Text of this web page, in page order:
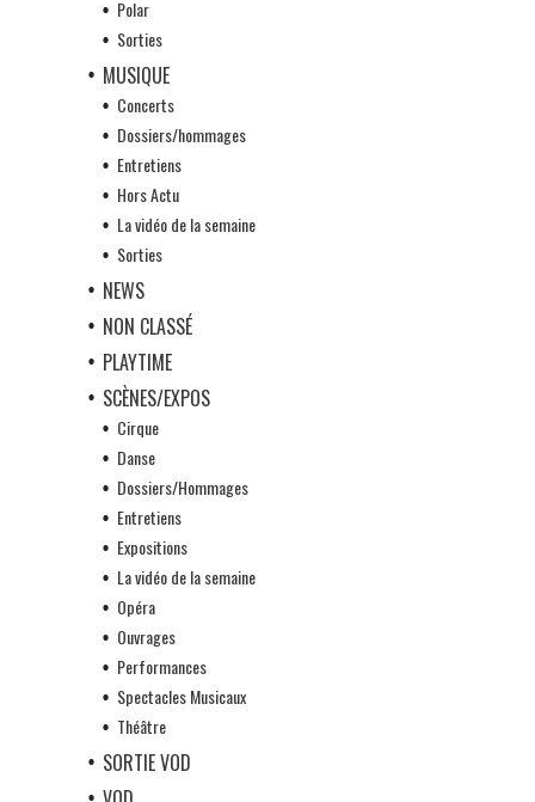
Polar
Sorties
MUSIQUE
Concerts
Dossiers/hommages
Entretiens
Hors Actu
La vidéo de la semaine
Sorties
NEWS
NON CLASSÉ
PLAYTIME
SCÈNES/EXPOS
Cirque
Danse
Dossiers/Hommages
Entretiens
Expositions
La vidéo de la semaine
Opéra
Ouvrages
Performances
Spectacles Musicaux
Théâtre
SORTIE VOD